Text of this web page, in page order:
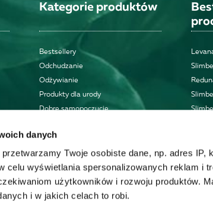
danych
przetwarzamy Twoje osobiste dane, np. adres IP,
celu wyświetlania spersonalizowanych reklam i
użytkowników i rozwoju produktów.
i w jakich celach to robi.
Kategorie produktów
Bestsellery
Odchudzanie
Odżywianie
Produkty dla urody
Dobre samopoczucie
Zestawy
Inne